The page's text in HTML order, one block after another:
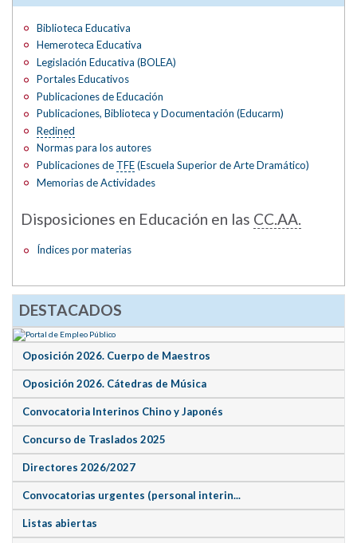
Biblioteca Educativa
Hemeroteca Educativa
Legislación Educativa (BOLEA)
Portales Educativos
Publicaciones de Educación
Publicaciones, Biblioteca y Documentación (Educarm)
Redined
Normas para los autores
Publicaciones de TFE(Escuela Superior de Arte Dramático)
Memorias de Actividades
Disposiciones en Educación en las CC.AA.
Índices por materias
DESTACADOS
Oposición 2026. Cuerpo de Maestros
Oposición 2026. Cátedras de Música
Convocatoria Interinos Chino y Japonés
Concurso de Traslados 2025
Directores 2026/2027
Convocatorias urgentes (personal interin...
Listas abiertas